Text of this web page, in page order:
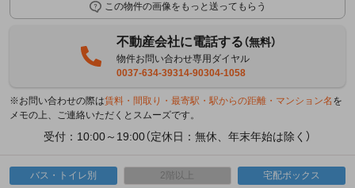
この物件の画像をもっと送ってもらう
不動産会社に電話する（無料）
物件お問い合わせ専用ダイヤル
0037-634-39314-90304-1058
※お問い合わせの際は賃料・間取り・最寄駅・駅からの距離・マンション名 を
メモの上、ご連絡いただくとスムーズです。
受付：10:00～19:00（定休日：無休、年末年始は除く）
バス・トイレ別 2階以上 宅配ボックス